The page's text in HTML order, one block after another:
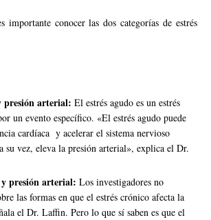
importante conocer las dos categorías de estrés
presión arterial: El estrés agudo es un estrés
un evento específico. «El estrés agudo puede
cardíaca y acelerar el sistema nervioso
su vez, eleva la presión arterial», explica el Dr.
presión arterial: Los investigadores no
las formas en que el estrés crónico afecta la
el Dr. Laffin. Pero lo que sí saben es que el